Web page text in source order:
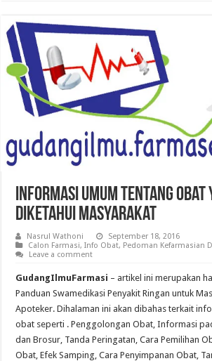
Informasi Umum Tentang Obat
Diketahui Masyarakat
Nasrul Wathoni
September 18, 2016
Calon Farmasi,Info Obat, Pedoman Kefarmasian
Leave a comment
GudangIlmuFarmasi – artikel ini merupakan
Panduan Swamedikasi Penyakit Ringan untuk
Apoteker. Dihalaman ini akan dibahas terkait
obat seperti . Penggolongan Obat, Informasi
dan Brosur, Tanda Peringatan, Cara Pemilihan
Obat, Efek Samping, Cara Penyimpanan Obat,